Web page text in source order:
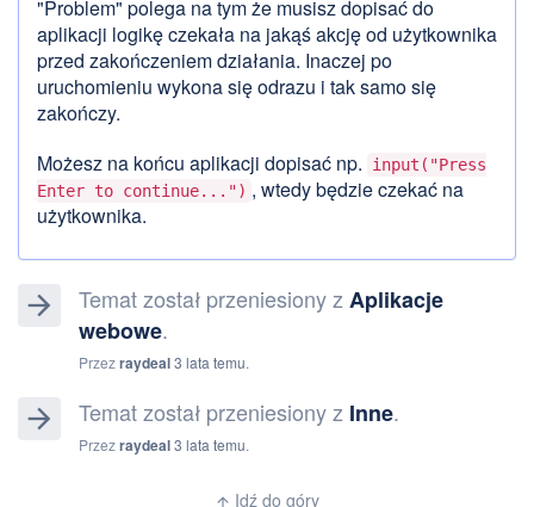
"Problem" polega na tym że musisz dopisać do
aplikacji logikę czekała na jakąś akcję od użytkownika
przed zakończeniem działania. Inaczej po
uruchomieniu wykona się odrazu i tak samo się
zakończy.
Możesz na końcu aplikacji dopisać np.
input("Press
Enter to continue...") , wtedy będzie czekać na
użytkownika.
arrow_forward Temat został przeniesiony zAplikacje
webowe.
Przezraydeal3 lata temu.
arrow_forward Temat został przeniesiony z Inne.
Przezraydeal3 lata temu.
arrow_upward Idź do góry